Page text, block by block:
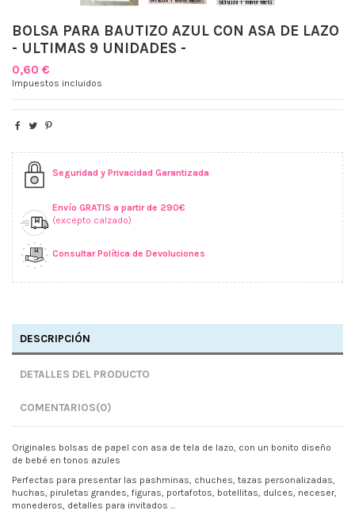
BOLSA PARA BAUTIZO AZUL CON ASA DE LAZO
- ULTIMAS 9 UNIDADES -
0,60 €
Impuestos incluidos
Seguridad y Privacidad Garantizada
Envío GRATIS a partir de 290€
(excepto calzado)
Consultar Política de Devoluciones
DESCRIPCIÓN
DETALLES DEL PRODUCTO
COMENTARIOS(0)
Originales bolsas de papel con asa de tela de lazo, con un bonito diseño
de bebé en tonos azules
Perfectas para presentar las pashminas, chuches, tazas personalizadas,
huchas, piruletas grandes, figuras, portafotos, botellitas, dulces, neceser,
monederos, detalles para invitados ...